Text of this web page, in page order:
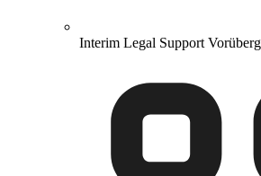
Interim Legal Support